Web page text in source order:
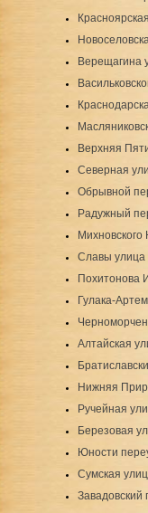
Верещагина
Верхняя
Северная
Обрывной
Радужный
Славы улица
Похитонова
Гулака-
Алтайская
Нижняя
Ручейная
Березовая
Юности
Сумская
Завадовский